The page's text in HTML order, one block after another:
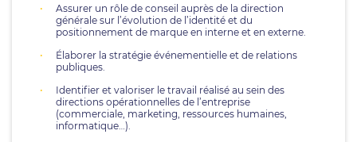
Assurer un rôle de conseil auprès de la direction
générale sur l’évolution de l’identité et du
positionnement de marque en interne et en externe.
Élaborer la stratégie événementielle et de relations
publiques.
Identifier et valoriser le travail réalisé au sein des
directions opérationnelles de l’entreprise
(commerciale, marketing, ressources humaines,
informatique…).